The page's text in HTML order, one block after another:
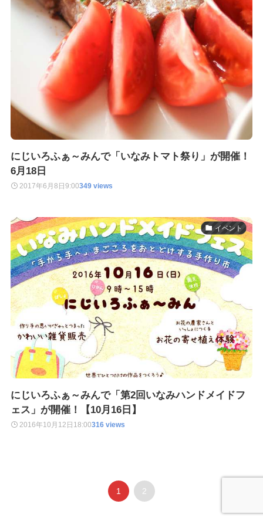
にじいろふぁ～みんで「いなみトマト祭り」が開催！
6月18日
2017年6月8日 9:00349 views
イベント
にじいろふぁ～みんで「第2回いなみハンドメイドフ
ェス」が開催！【10月16日】
2016年10月12日 18:00316 views
1 2